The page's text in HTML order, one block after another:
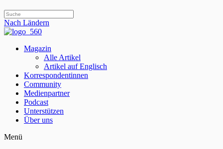
Nach Ländern
Magazin
Alle Artikel
Artikel auf Englisch
Korrespondentinnen
Community
Medienpartner
Podcast
Unterstützen
Über uns
Menü